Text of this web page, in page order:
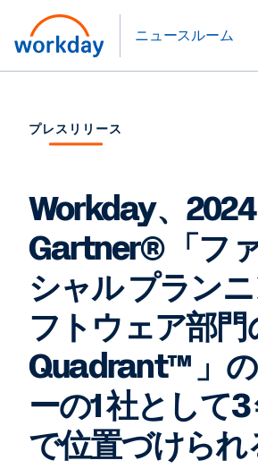
ニュースルーム
プレスリリース
Workday、
Gartner® 「フ
シャル プラン
フトウェア部
Quadrant™ 」
ーの1 社として
で位置づけられ